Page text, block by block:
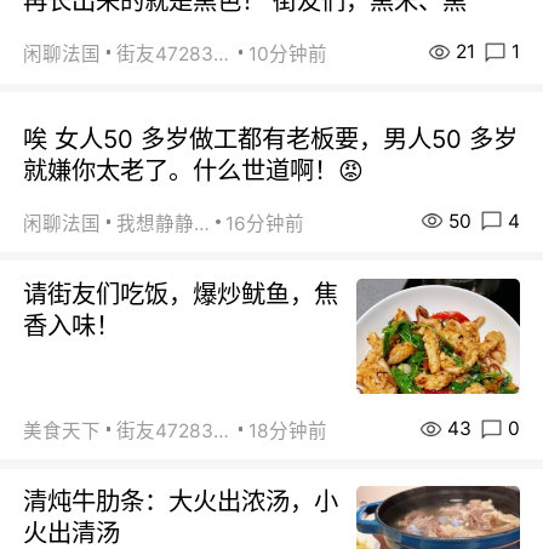
闲聊法国 街友472838572 10分钟前 21 1
唉 女人50 多岁做工都有老板要，男人50 多岁
就嫌你太老了。什么世道啊！😡
闲聊法国 我想静静… 16分钟前 50 4
请街友们吃饭，爆炒鱿鱼，焦
香入味！
美食天下 街友472838572 18分钟前 43 0
清炖牛肋条：大火出浓汤，小
火出清汤